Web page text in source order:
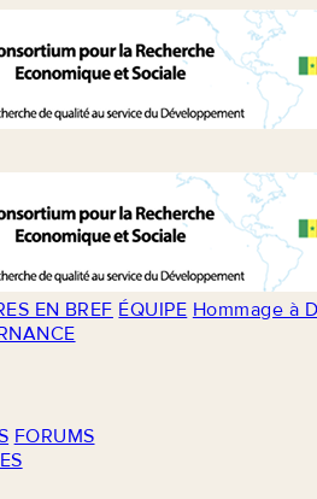
EN BREF ÉQUIPE Hommage à
FORUMS